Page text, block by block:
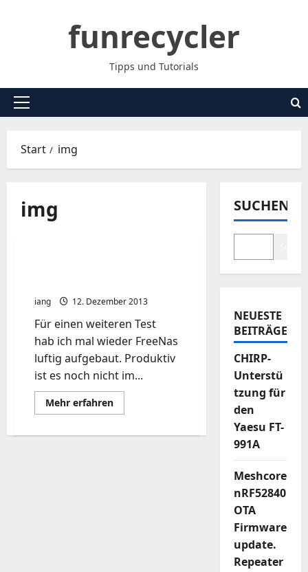
funrecycler
Tipps und Tutorials
Primäres
Start img
img
iang 12. Dezember 2013
Für einen weiteren Test
hab ich mal wieder FreeNas
luftig aufgebaut. Produktiv
ist es noch nicht im...
Mehr erfahrenMehr
Informationen
9.x.x
SUCHEN
NEUESTE
BEITRÄGE
CHIRP-
Unterstü
tzung für
den
Yaesu FT-
991A
Meshcore
nRF52840
OTA
Firmware
update.
Repeater